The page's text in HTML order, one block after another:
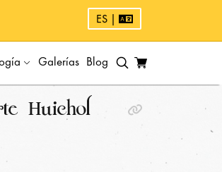
ES |
Galerías Blog
Huichol